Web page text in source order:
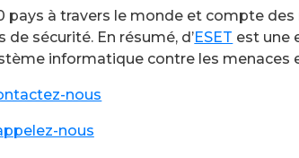
pays à travers le monde et compte des
sécurité. En résumé, d’ESET est une
informatique contre les menaces
nous
ppelez-nous